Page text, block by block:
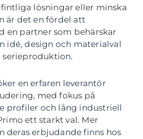
lösningar eller minska
är det en fördel att
en partner som behärskar
idé, design och materialval
en erfaren leverantör
med fokus på
profiler och lång industriell
ett starkt val. Mer
deras erbjudande finns hos